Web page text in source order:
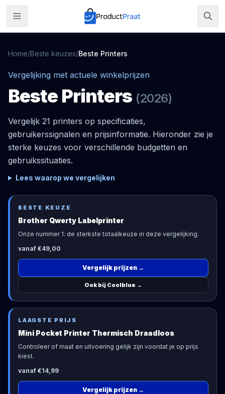
Home/Beste keuzes/Beste Printers
Vergelijking met actuele winkelprijzen
Beste Printers (2026)
Vergelijk 21 printers op specificaties,
gebruikerssignalen en prijsinformatie. Hieronder zie je
sterke keuzes voor verschillende budgetten en
gebruikssituaties.
Lees waarop we vergelijken
BESTE KEUZE
Brother Qwerty Labelprinter
Onze nummer 1: de sterkste totaalkeuze in deze vergelijking.
vanaf €49,00
Vergelijk prijzen →
Ook bij Coolblue →
LAAGSTE PRIJS
Mini Pocket Printer Thermisch Draadloos
Controleer of maat en uitvoering gelijk zijn voordat je op prijs
kiest.
vanaf €14,99
Vergelijk prijzen →